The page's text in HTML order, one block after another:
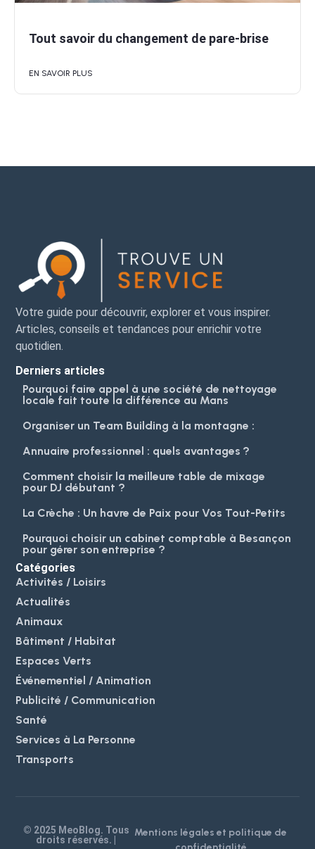
Tout savoir du changement de pare-brise
EN SAVOIR PLUS
Votre guide pour découvrir, explorer et vous inspirer.
Articles, conseils et tendances pour enrichir votre
quotidien.
Derniers articles
Pourquoi faire appel à une société de nettoyage
locale fait toute la différence au Mans
Organiser un Team Building à la montagne :
Annuaire professionnel : quels avantages ?
Comment choisir la meilleure table de mixage
pour DJ débutant ?
La Crèche : Un havre de Paix pour Vos Tout-Petits
Pourquoi choisir un cabinet comptable à Besançon
pour gérer son entreprise ?
Catégories
Activités / Loisirs
Actualités
Animaux
Bâtiment / Habitat
Espaces Verts
Événementiel / Animation
Publicité / Communication
Santé
Services à La Personne
Transports
© 2025 MeoBlog. Tous
droits réservés. |
Mentions légales et politique de